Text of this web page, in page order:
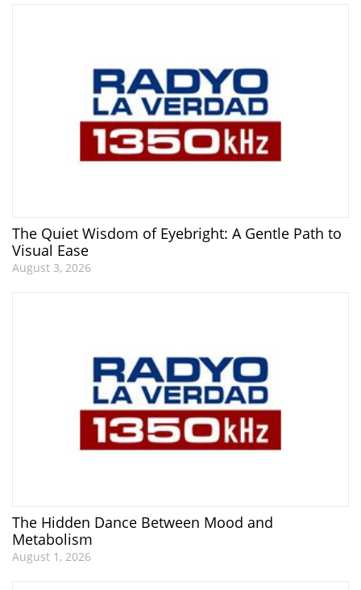
The Quiet Wisdom of Eyebright: A Gentle Path to
Visual Ease
August 3, 2026
The Hidden Dance Between Mood and
Metabolism
August 1, 2026